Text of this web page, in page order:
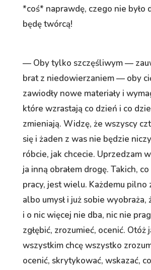
*coś* naprawdę, czego nie było
będę twórcą!
— Oby tylko szczęśliwym —
brat z niedowierzaniem — oby
zawiodły nowe materiały i
które wzrastają co dzień i co
zmieniają. Widzę, że wszyscy
się i żaden z was nie będzie
róbcie, jak chcecie. Uprzedzam
ja inną obrałem drogę. Takich,
pracy, jest wielu. Każdemu pilno
albo umysł i już sobie wyobraża,
i o nic więcej nie dba, nic nie
zgłębić, zrozumieć, ocenić. Otóż
wszystkim chcę wszystko
ocenić, skrytykować, wskazać,